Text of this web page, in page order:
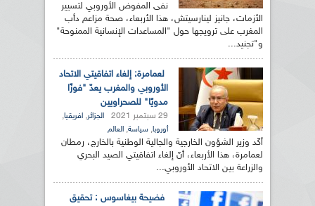
نفى المفوض الأوروبي لتسيير
الأزمات، جانيز لينارسيتش، هذا الأربعاء، صحة مزاعم دأب
المغرب على ترويجها حول "المساعدات الإنسانية الممنوحة"
و"تجنيد...
لعمامرة: إلغاء اتفاقيتي الاتحاد
الأوروبي والمغرب يعدّ "فوزًا
مدويًا" للصحراويين
29 سبتمبر 2021 الجزائر, افريقيا,
أوروبا, سياسة, العالم
أكّد وزير الشؤون الخارجية والجالية الوطنية بالخارج، رمطان
لعمامرة، هذا الأربعاء، أنّ إلغاء اتفاقيتي الصيد البحري
والزراعة بين الاتحاد الأوروبي...
فضيحة بيغاسوس : تحقيق